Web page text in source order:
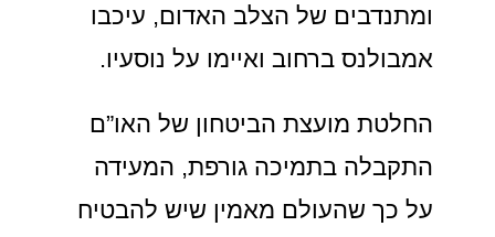
ומתנדבים של הצלב האדום, עיכבו
אמבולנס ברחוב ואיימו על נוסעיו.
החלטת מועצת הביטחון של האו”ם
התקבלה בתמיכה גורפת, המעידה
על כך שהעולם מאמין שיש להבטיח